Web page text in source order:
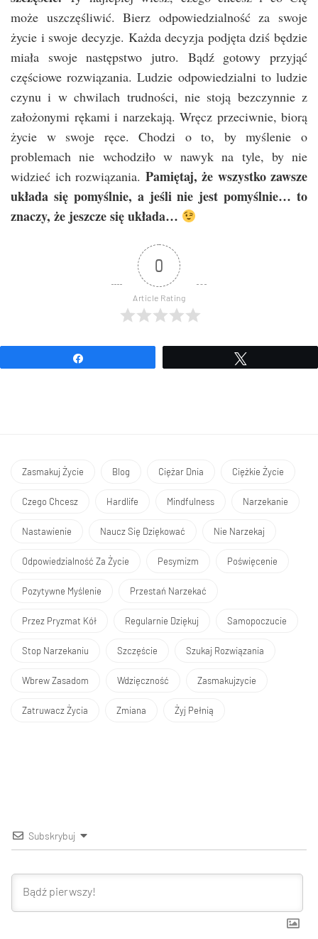
może uszczęśliwić. Bierz odpowiedzialność za swoje
życie i swoje decyzje. Każda decyzja podjęta dziś będzie
miała swoje następstwo jutro. Bądź gotowy przyjąć
częściowe rozwiązania. Ludzie odpowiedzialni to ludzie
czynu i w chwilach trudności, nie stoją bezczynnie z
założonymi rękami i narzekają. Wręcz przeciwnie, biorą
życie w swoje ręce. Chodzi o to, by myślenie o
problemach nie wchodziło w nawyk na tyle, by nie
widzieć ich rozwiązania. Pamiętaj, że wszystko zawsze
układa się pomyślnie, a jeśli nie jest pomyślnie… to
znaczy, że jeszcze się układa…
0
Article Rating
Zasmakuj Życie Blog Ciężar Dnia Ciężkie Życie
Czego Chcesz Hardlife Mindfulness Narzekanie
Nastawienie Naucz Się Dziękować Nie Narzekaj
Odpowiedzialność Za Życie Pesymizm Poświęcenie
Pozytywne Myślenie Przestań Narzekać
Przez Pryzmat Kół Regularnie Dziękuj Samopoczucie
Stop Narzekaniu Szczęście Szukaj Rozwiązania
Wbrew Zasadom Wdzięczność Zasmakujzycie
Zatruwacz Życia Zmiana Żyj Pełnią
Subskrybuj